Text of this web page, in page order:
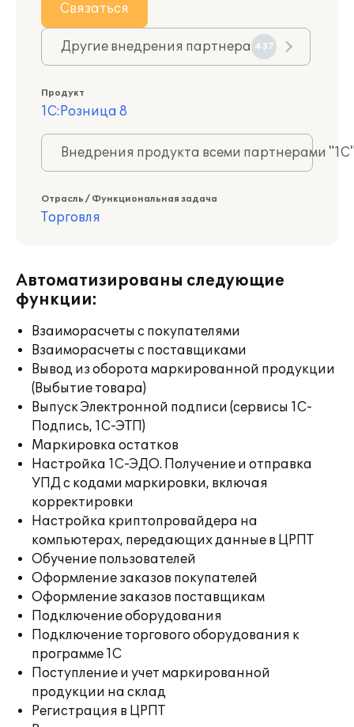
Связаться
Другие внедрения партнера 437
Продукт
1С:Розница 8
Внедрения продукта всеми партнерами
Отрасль / Функциональная задача
Торговля
Автоматизированы следующие
функции:
Взаиморасчеты с покупателями
Взаиморасчеты с поставщиками
Вывод из оборота маркированной продукции
(Выбытие товара)
Выпуск Электронной подписи (сервисы 1С-
Подпись, 1С-ЭТП)
Маркировка остатков
Настройка 1С-ЭДО. Получение и отправка
УПД с кодами маркировки, включая
корректировки
Настройка криптопровайдера на
компьютерах, передающих данные в ЦРПТ
Обучение пользователей
Оформление заказов покупателей
Оформление заказов поставщикам
Подключение оборудования
Подключение торгового оборудования к
программе 1С
Поступление и учет маркированной
продукции на склад
Регистрация в ЦРПТ